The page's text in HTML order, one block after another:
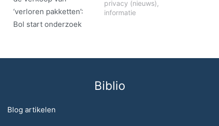
‘verloren pakketten’:
Bol start onderzoek
privacy (nieuws),
informatie
Biblio
Blog artikelen